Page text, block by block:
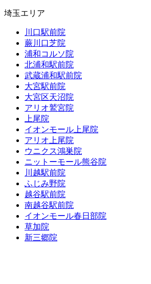
埼玉エリア
川口駅前院
蕨川口芝院
浦和コルソ院
北浦和駅前院
武蔵浦和駅前院
大宮駅前院
大宮区天沼院
アリオ鷲宮院
上尾院
イオンモール上尾院
アリオ上尾院
ウニクス鴻巣院
ニットーモール熊谷院
川越駅前院
ふじみ野院
越谷駅前院
南越谷駅前院
イオンモール春日部院
草加院
新三郷院